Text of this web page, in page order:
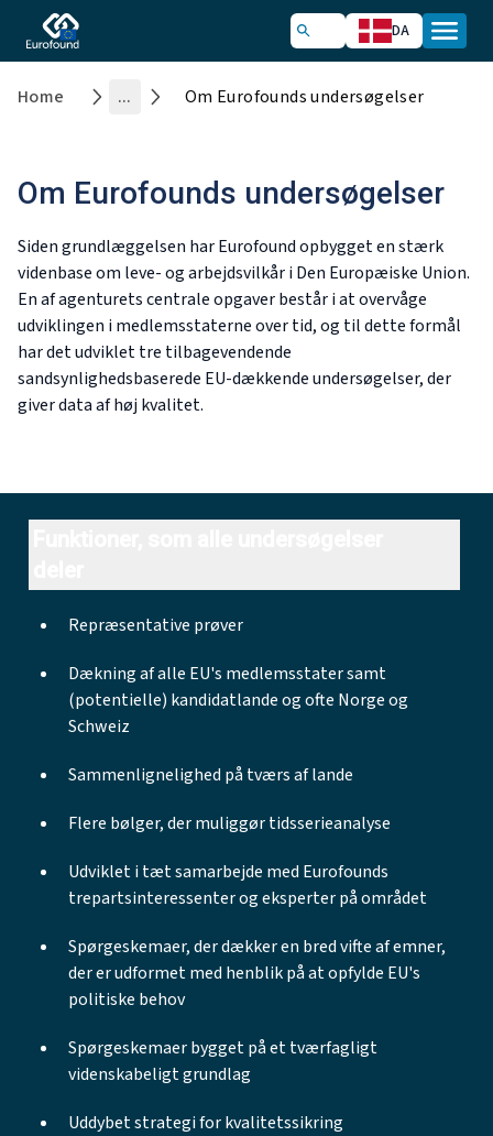
DA
Home ... Om Eurofounds undersøgelser
Om Eurofounds undersøgelser
Siden grundlæggelsen har Eurofound opbygget en stærk
videnbase om leve- og arbejdsvilkår i Den Europæiske Union.
En af agenturets centrale opgaver består i at overvåge
udviklingen i medlemsstaterne over tid, og til dette formål
har det udviklet tre tilbagevendende
sandsynlighedsbaserede EU-dækkende undersøgelser, der
giver data af høj kvalitet.
Repræsentative prøver
Dækning af alle EU's medlemsstater samt
(potentielle) kandidatlande og ofte Norge og
Schweiz
Sammenlignelighed på tværs af lande
Flere bølger, der muliggør tidsserieanalyse
Udviklet i tæt samarbejde med Eurofounds
trepartsinteressenter og eksperter på området
Spørgeskemaer, der dækker en bred vifte af emner,
der er udformet med henblik på at opfylde EU's
politiske behov
Spørgeskemaer bygget på et tværfagligt
videnskabeligt grundlag
Uddybet strategi for kvalitetssikring